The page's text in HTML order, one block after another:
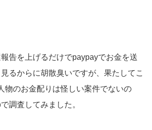
告を上げるだけでpaypayでお金を送
るからに胡散臭いですが、果たしてこ
物のお金配りは怪しい案件でないの
調査してみました。